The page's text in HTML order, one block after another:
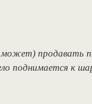
продавать
поднимается к